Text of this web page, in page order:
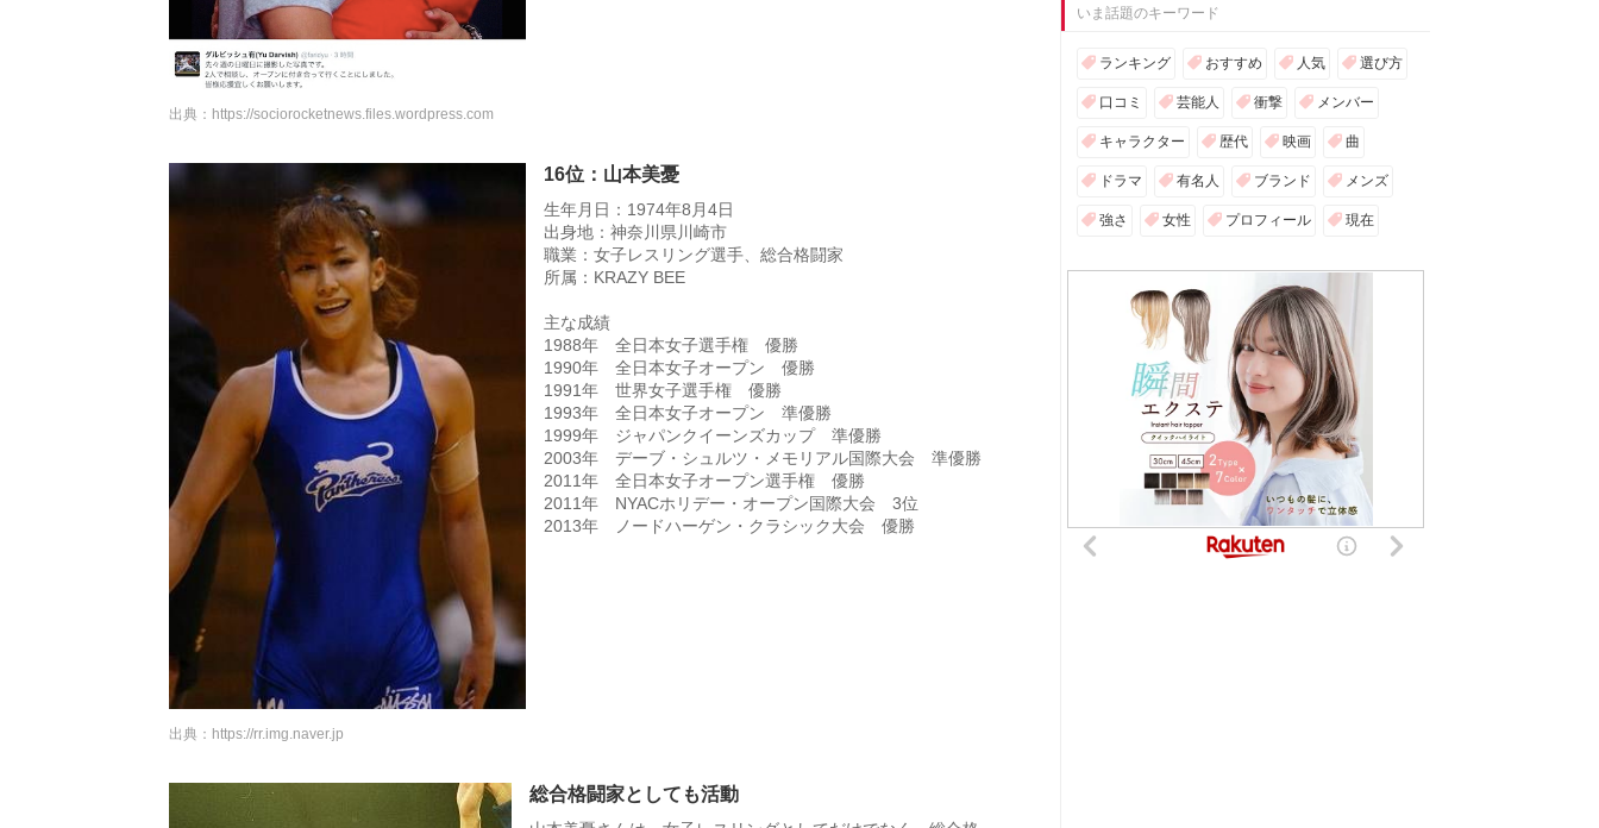
出典： https://sociorocketnews.files.wordpress.com
16位：山本美憂
生年月日：1974年8月4日
出身地：神奈川県川崎市
職業：女子レスリング選手、総合格闘家
所属：KRAZY BEE
主な成績
1988年 全日本女子選手権 優勝
1990年 全日本女子オープン 優勝
1991年 世界女子選手権 優勝
1993年 全日本女子オープン 準優勝
1999年 ジャパンクイーンズカップ 準優勝
2003年 デーブ・シュルツ・メモリアル国際大会 準優勝
2011年 全日本女子オープン選手権 優勝
2011年 NYACホリデー・オープン国際大会 3位
2013年 ノードハーゲン・クラシック大会 優勝
出典： https://rr.img.naver.jp
総合格闘家としても活動
いま話題のキーワード
ランキング おすすめ 人気 選び方
口コミ 芸能人 衝撃 メンバー
キャラクター 歴代 映画 曲
ドラマ 有名人 ブランド メンズ
強さ 女性 プロフィール 現在